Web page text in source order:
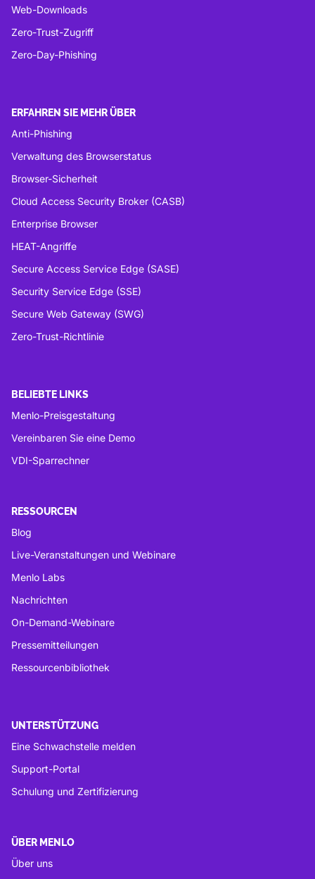
Web-Downloads
Zero-Trust-Zugriff
Zero-Day-Phishing
ERFAHREN SIE MEHR ÜBER
Anti-Phishing
Verwaltung des Browserstatus
Browser-Sicherheit
Cloud Access Security Broker (CASB)
Enterprise Browser
HEAT-Angriffe
Secure Access Service Edge (SASE)
Security Service Edge (SSE)
Secure Web Gateway (SWG)
Zero-Trust-Richtlinie
BELIEBTE LINKS
Menlo-Preisgestaltung
Vereinbaren Sie eine Demo
VDI-Sparrechner
RESSOURCEN
Blog
Live-Veranstaltungen und Webinare
Menlo Labs
Nachrichten
On-Demand-Webinare
Pressemitteilungen
Ressourcenbibliothek
UNTERSTÜTZUNG
Eine Schwachstelle melden
Support-Portal
Schulung und Zertifizierung
ÜBER MENLO
Über uns